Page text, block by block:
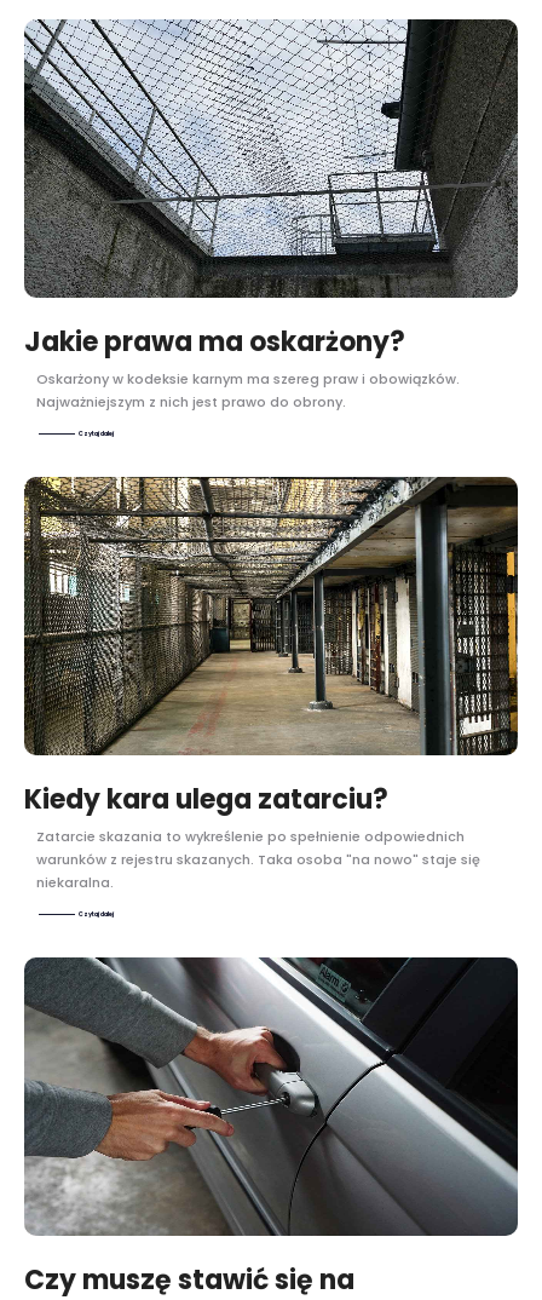
Jakie prawa ma oskarżony?
Oskarżony w kodeksie karnym ma szereg praw i obowiązków.
Najważniejszym z nich jest prawo do obrony.
Czytaj dalej
Kiedy kara ulega zatarciu?
Zatarcie skazania to wykreślenie po spełnienie odpowiednich
warunków z rejestru skazanych. Taka osoba "na nowo" staje się
niekaralna.
Czytaj dalej
Czy muszę stawić się na